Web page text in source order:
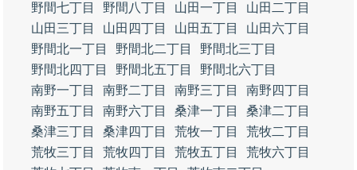
野間七丁目
野間八丁目 山田一丁目
山田二丁目
山田三丁目
山田四丁目 山田五丁目
山田六丁目
野間北一丁目
野間北二丁目
野間北三丁目
野間北四丁目
野間北五丁目
野間北六丁目
南野一丁目
南野二丁目 南野三丁目
南野四丁目
南野五丁目
南野六丁目 桑津一丁目
桑津二丁目
桑津三丁目
桑津四丁目 荒牧一丁目
荒牧二丁目
荒牧三丁目
荒牧四丁目 荒牧五丁目
荒牧六丁目